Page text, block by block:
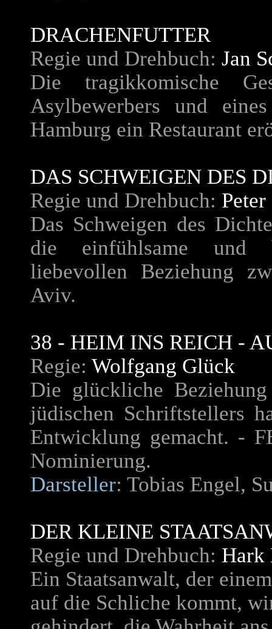
DRACHENFUTTER
Regie und Drehbuch: Jan
Die tragikkomische
Asylbewerbers und
Hamburg ein Restaurant
DAS SCHWEIGEN DES
Regie und Drehbuch:
Das Schweigen des
die einfühlsame und
liebevollen Beziehung
Aviv.
38 - HEIM INS REICH -
Regie: Wolfgang Glück
Die glückliche
jüdischen Schriftstellers
Entwicklung gemacht. -
Nominierung.
Darsteller: Tobias Engel,
DER KLEINE
Regie und Drehbuch: Hark
Ein Staatsanwalt, der
auf die Schliche kommt,